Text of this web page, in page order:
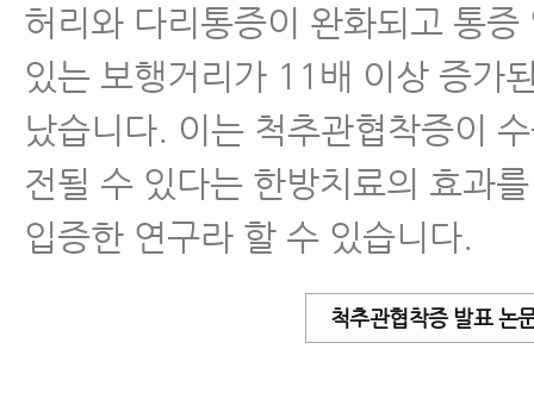
허리와 다리통증이 완화되고 통증
있는 보행거리가 11배 이상 증가
났습니다. 이는 척추관협착증이
전될 수 있다는 한방치료의 효과
입증한 연구라 할 수 있습니다.
척추관협착증 발표 논